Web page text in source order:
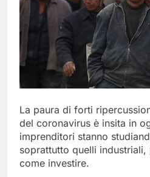
La paura di forti
del coronavirus è insita in
imprenditori stanno
soprattutto quelli
come investire.